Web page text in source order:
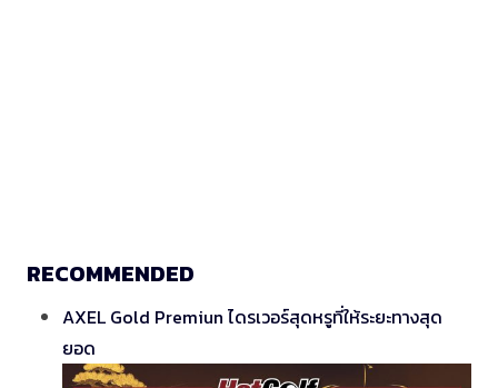
RECOMMENDED
AXEL Gold Premiun ไดรเวอร์สุดหรูที่ให้ระยะทางสุด
ยอด